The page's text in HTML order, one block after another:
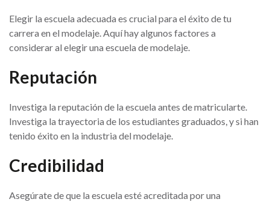
Elegir la escuela adecuada es crucial para el éxito de tu
carrera en el modelaje. Aquí hay algunos factores a
considerar al elegir una escuela de modelaje.
Reputación
Investiga la reputación de la escuela antes de matricularte.
Investiga la trayectoria de los estudiantes graduados, y si han
tenido éxito en la industria del modelaje.
Credibilidad
Asegúrate de que la escuela esté acreditada por una